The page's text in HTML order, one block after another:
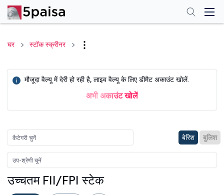
घर स्टॉक स्क्रीनर
i मौजूदा वैल्यू में देरी हो रही है, लाइव वैल्यू के लिए डीमैट अकाउंट खोलें.
अभी अकाउंट खोलें
बेरिश बुलिश
उच्चतम FII/FPI स्टेक